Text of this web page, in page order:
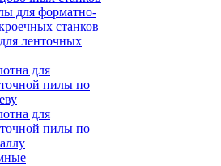
для форматно-
станков
ленточных
для
пилы по
для
пилы по